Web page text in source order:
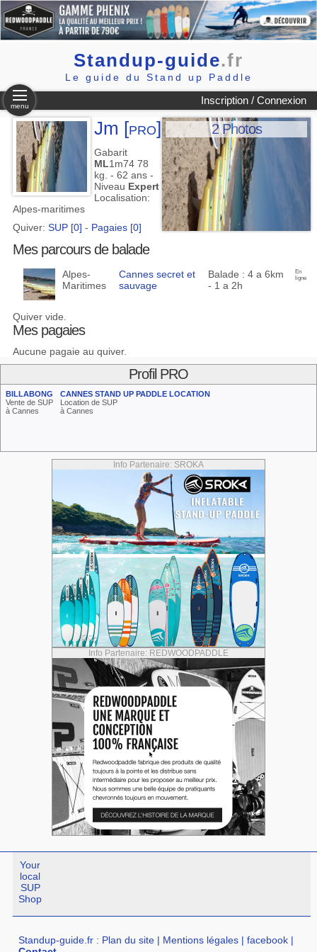
Standup-guide.fr
Le guide du Stand up Paddle
Inscription / Connexion
menu
2 Photos
Jm [pro]
Gabarit
ML1m74 78
kg. - 62 ans -
Niveau Expert
Localisation:
Alpes-maritimes
Quiver: SUP [0] - Pagaies [0]
Mes parcours de balade
Alpes-
Maritimes
Cannes secret et
sauvage
Balade : 4 a 6km
- 1 a 2h
En
ligne
Quiver vide.
Mes pagaies
Aucune pagaie au quiver.
Profil PRO
BILLABONG
Vente de SUP
à Cannes
CANNES STAND UP PADDLE LOCATION
Location de SUP
à Cannes
Info Partenaire: SROKA
Info Partenaire: REDWOODPADDLE
Your
local
SUP
Shop
Standup-guide.fr : Plan du site | Mentions légales |facebook |